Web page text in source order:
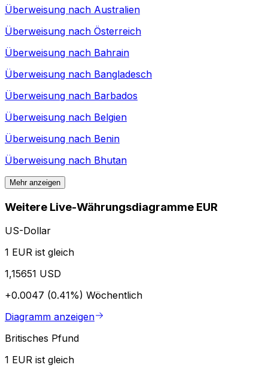
Überweisung nach Australien
Überweisung nach Österreich
Überweisung nach Bahrain
Überweisung nach Bangladesch
Überweisung nach Barbados
Überweisung nach Belgien
Überweisung nach Benin
Überweisung nach Bhutan
Mehr anzeigen
Weitere Live-Währungsdiagramme EUR
US-Dollar
1 EUR ist gleich
1,15651 USD
+0.0047 (0.41%) Wöchentlich
Diagramm anzeigen
Britisches Pfund
1 EUR ist gleich